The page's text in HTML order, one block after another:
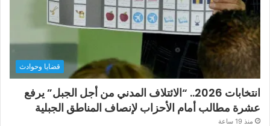
قضايا وحوادث
انتخابات 2026.. “الائتلاف المدني من أجل الجبل” يرفع
عشرة مطالب أمام الأحزاب لإنصاف المناطق الجبلية
منذ 19 ساعة